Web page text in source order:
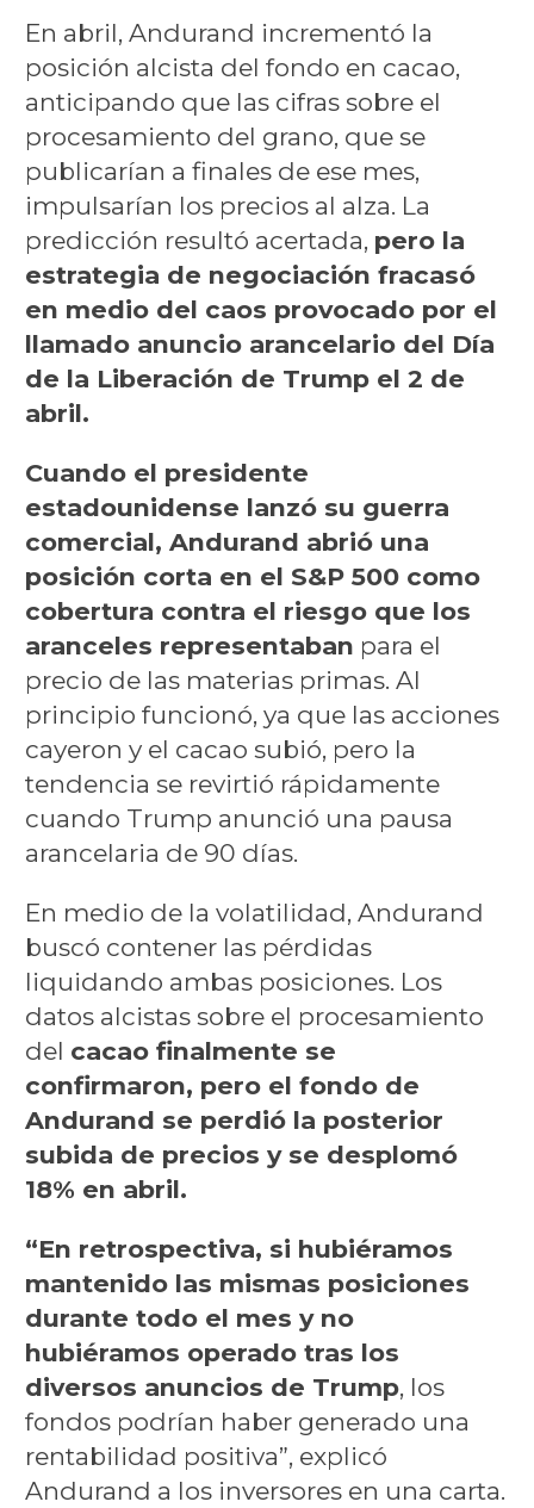
En abril, Andurand incrementó la
posición alcista del fondo en cacao,
anticipando que las cifras sobre el
procesamiento del grano, que se
publicarían a finales de ese mes,
impulsarían los precios al alza. La
predicción resultó acertada, pero la
estrategia de negociación fracasó
en medio del caos provocado por el
llamado anuncio arancelario del Día
de la Liberación de Trump el 2 de
abril.
Cuando el presidente
estadounidense lanzó su guerra
comercial, Andurand abrió una
posición corta en el S&P 500 como
cobertura contra el riesgo que los
aranceles representaban para el
precio de las materias primas. Al
principio funcionó, ya que las acciones
cayeron y el cacao subió, pero la
tendencia se revirtió rápidamente
cuando Trump anunció una pausa
arancelaria de 90 días.
En medio de la volatilidad, Andurand
buscó contener las pérdidas
liquidando ambas posiciones. Los
datos alcistas sobre el procesamiento
del cacao finalmente se
confirmaron, pero el fondo de
Andurand se perdió la posterior
subida de precios y se desplomó
18% en abril.
“En retrospectiva, si hubiéramos
mantenido las mismas posiciones
durante todo el mes y no
hubiéramos operado tras los
diversos anuncios de Trump, los
fondos podrían haber generado una
rentabilidad positiva”, explicó
Andurand a los inversores en una carta.